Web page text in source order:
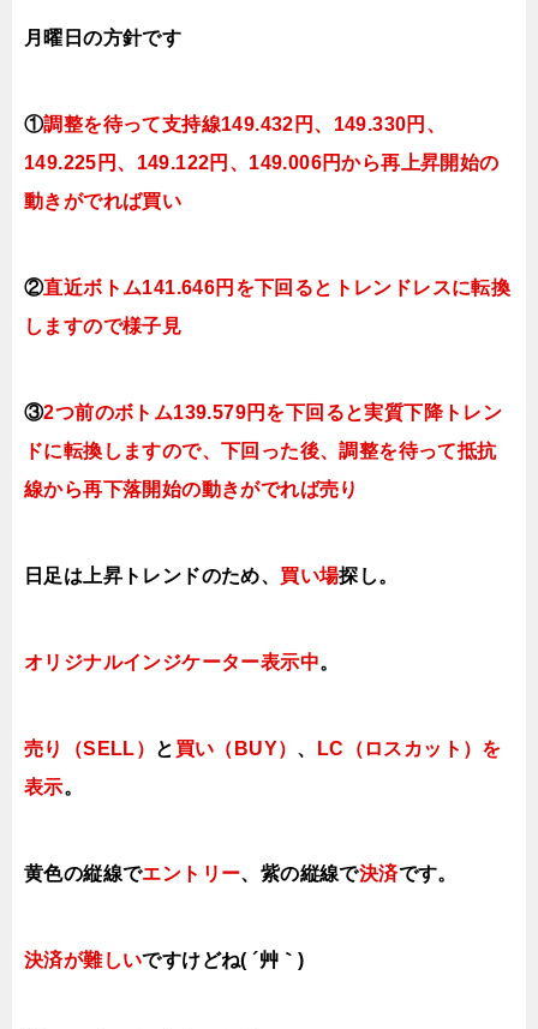
月曜 日の方針です
①調整を待って支持線149.432 円、149.330円 、
149.225円、149.122円、149.006円から再上昇開始の
動きがでれば買い
②直近ボトム141.646円を下回るとトレンドレスに転換
しますので様子見
③2つ前のボトム139.579円を下回ると実質下降トレン
ドに転換 しますので、下回った後、調整を待って抵抗
線から再下落開始の動きがでれば売り
日足は上昇トレンドのため、 買い場探し。
オリジナルインジケーター表示中。
売り（SELL） と 買い（BUY） 、
LC（ロスカット）を
表示。
黄色の縦線でエントリー、紫の縦線で決済です。
決済が難しいですけどね( ´艸｀)